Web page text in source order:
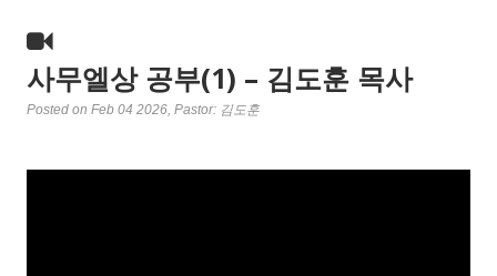
사무엘상 공부(1) – 김도훈 목사
Posted on Feb 04 2026, Pastor: 김도훈